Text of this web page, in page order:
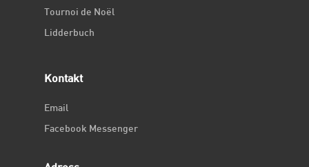
Tournoi de Noël
Lidderbuch
Kontakt
Email
Facebook Messenger